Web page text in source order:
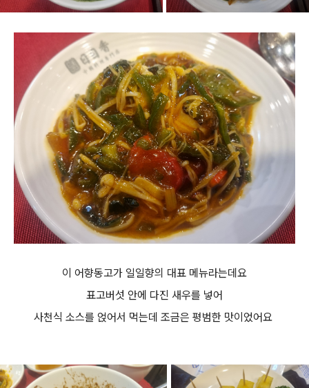
이 어향동고가 일일향의 대표 메뉴라는데요
표고버섯 안에 다진 새우를 넣어
사천식 소스를 얹어서 먹는데 조금은 평범한 맛이었어요